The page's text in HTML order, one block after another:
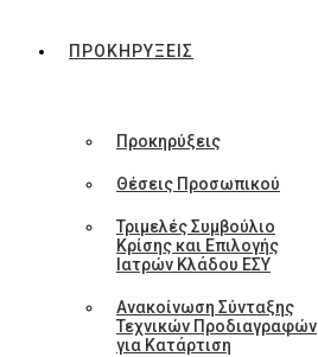
ΠΡΟΚΗΡΥΞΕΙΣ
Προκηρύξεις
Θέσεις Προσωπικού
Τριμελές Συμβούλιο
Κρίσης και Επιλογής
Ιατρών Κλάδου ΕΣΥ
Ανακοίνωση Σύνταξης
Τεχνικών Προδιαγραφών
για Κατάρτιση